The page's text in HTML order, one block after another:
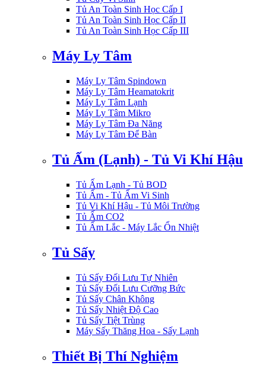
Tủ An Toàn Sinh Học Cấp I
Tủ An Toàn Sinh Học Cấp II
Tủ An Toàn Sinh Học Cấp III
Máy Ly Tâm
Máy Ly Tâm Spindown
Máy Ly Tâm Heamatokrit
Máy Ly Tâm Lạnh
Máy Ly Tâm Mikro
Máy Ly Tâm Đa Năng
Máy Ly Tâm Để Bàn
Tủ Ấm (Lạnh) - Tủ Vi Khí Hậu
Tủ Ấm Lạnh - Tủ BOD
Tủ Ấm - Tủ Ấm Vi Sinh
Tủ Vi Khí Hậu - Tủ Môi Trường
Tủ Ấm CO2
Tủ Ấm Lắc - Máy Lắc Ổn Nhiệt
Tủ Sấy
Tủ Sấy Đối Lưu Tự Nhiên
Tủ Sấy Đối Lưu Cưỡng Bức
Tủ Sấy Chân Không
Tủ Sấy Nhiệt Độ Cao
Tủ Sấy Tiệt Trùng
Máy Sấy Thăng Hoa - Sấy Lạnh
Thiết Bị Thí Nghiệm